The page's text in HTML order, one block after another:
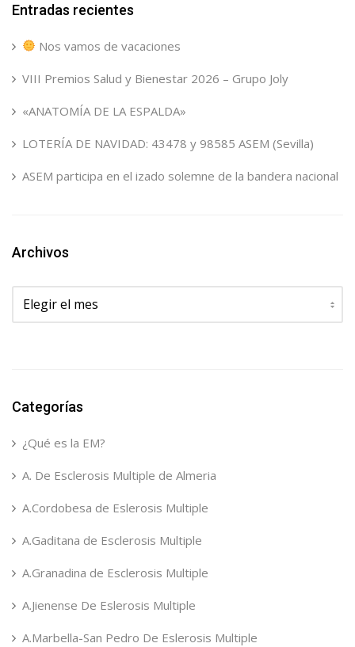
Entradas recientes
Nos vamos de vacaciones
VIII Premios Salud y Bienestar 2026 – Grupo Joly
«ANATOMÍA DE LA ESPALDA»
LOTERÍA DE NAVIDAD: 43478 y 98585 ASEM (Sevilla)
ASEM participa en el izado solemne de la bandera nacional
Archivos
Archivos
Categorías
¿Qué es la EM?
A. De Esclerosis Multiple de Almeria
A.Cordobesa de Eslerosis Multiple
A.Gaditana de Esclerosis Multiple
A.Granadina de Esclerosis Multiple
A.Jienense De Eslerosis Multiple
A.Marbella-San Pedro De Eslerosis Multiple